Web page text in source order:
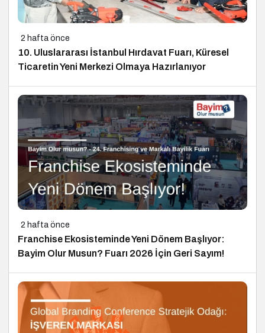
2 hafta önce
10. Uluslararası İstanbul Hırdavat Fuarı, Küresel
Ticaretin Yeni Merkezi Olmaya Hazırlanıyor
2 hafta önce
Franchise Ekosisteminde Yeni Dönem Başlıyor:
Bayim Olur Musun? Fuarı 2026 İçin Geri Sayım!